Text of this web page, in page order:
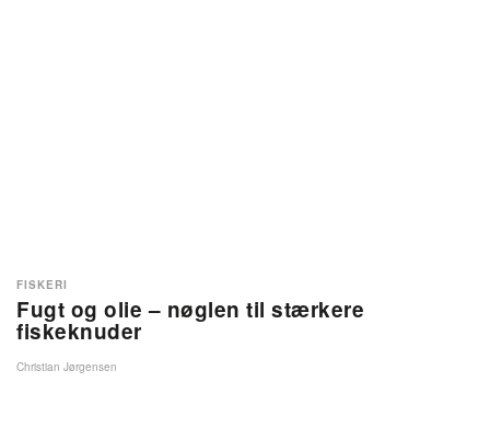
Fugt og olie – nøglen til stærkere
fiskeknuder
FISKERI
Christian Jørgensen